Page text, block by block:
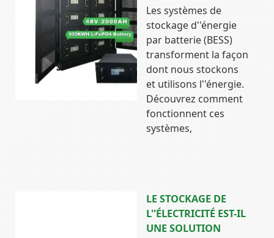
Les systèmes de
stockage d''énergie
par batterie (BESS)
transforment la façon
dont nous stockons
et utilisons l''énergie.
Découvrez comment
fonctionnent ces
systèmes,
LE STOCKAGE DE
L''ÉLECTRICITÉ EST-IL
UNE SOLUTION